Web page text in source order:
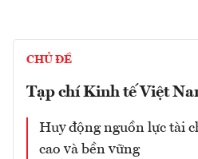
CHỦ ĐỀ
Tạp chí Kinh tế Việt
Huy động nguồn lực tài
cao và bền vững